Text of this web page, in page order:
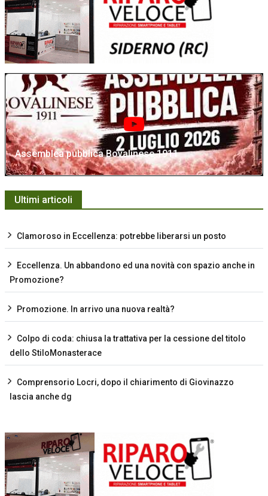
Assemblea pubblica Bovalinese 1911
Ultimi articoli
Clamoroso in Eccellenza: potrebbe liberarsi un posto
Eccellenza. Un abbandono ed una novità con spazio anche in
Promozione?
Promozione. In arrivo una nuova realtà?
Colpo di coda: chiusa la trattativa per la cessione del titolo
dello StiloMonasterace
Comprensorio Locri, dopo il chiarimento di Giovinazzo
lascia anche dg